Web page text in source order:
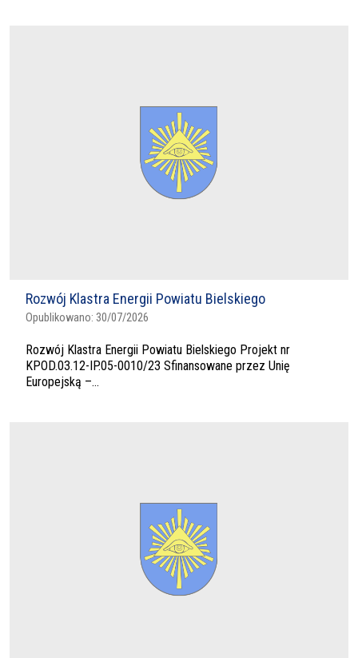
Rozwój Klastra Energii Powiatu Bielskiego
Opublikowano: 30/07/2026
Rozwój Klastra Energii Powiatu Bielskiego Projekt nr
KPOD.03.12-IP.05-0010/23 Sfinansowane przez Unię
Europejską –...